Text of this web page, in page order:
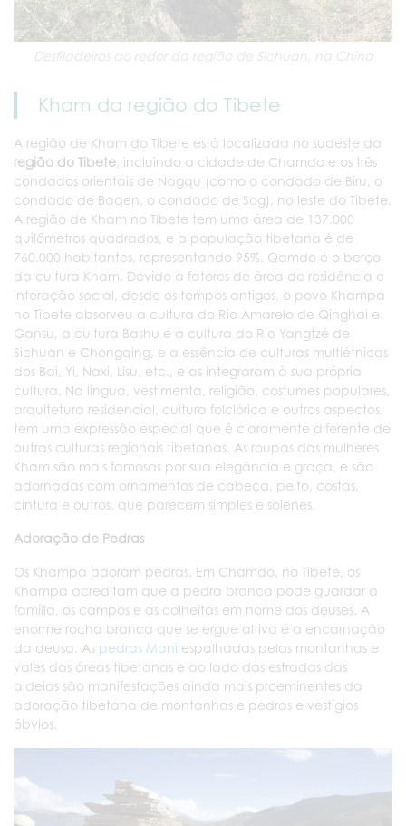
Desfiladeiros ao redor da região de Sichuan, na China
Kham da região do Tibete
A região de Kham do Tibete está localizada no sudeste da
região do Tibete, incluindo a cidade de Chamdo e os três
condados orientais de Nagqu (como o condado de Biru, o
condado de Baqen, o condado de Sog), no leste do Tibete.
A região de Kham no Tibete tem uma área de 137.000
quilômetros quadrados, e a população tibetana é de
760.000 habitantes, representando 95%. Qamdo é o berço
da cultura Kham. Devido a fatores de área de residência e
interação social, desde os tempos antigos, o povo Khampa
no Tibete absorveu a cultura do Rio Amarelo de Qinghai e
Gansu, a cultura Bashu e a cultura do Rio Yangtzé de
Sichuan e Chongqing, e a essência de culturas multiétnicas
dos Bai, Yi, Naxi, Lisu, etc., e as integraram à sua própria
cultura. Na língua, vestimenta, religião, costumes populares,
arquitetura residencial, cultura folclórica e outros aspectos,
tem uma expressão especial que é claramente diferente de
outras culturas regionais tibetanas. As roupas das mulheres
Kham são mais famosas por sua elegância e graça, e são
adornadas com ornamentos de cabeça, peito, costas,
cintura e outros, que parecem simples e solenes.
Adoração de Pedras
Os Khampa adoram pedras. Em Chamdo, no Tibete, os
Khampa acreditam que a pedra branca pode guardar a
família, os campos e as colheitas em nome dos deuses. A
enorme rocha branca que se ergue altiva é a encarnação
da deusa. As pedras Mani espalhadas pelas montanhas e
vales das áreas tibetanas e ao lado das estradas das
aldeias são manifestações ainda mais proeminentes da
adoração tibetana de montanhas e pedras e vestígios
óbvios.